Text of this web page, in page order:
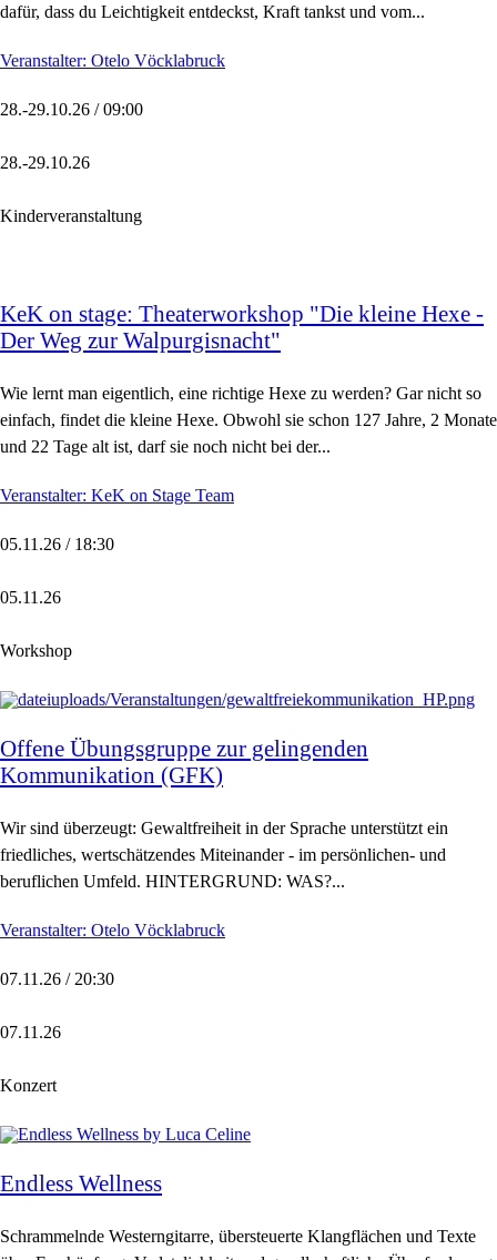
dafür, dass du Leichtigkeit entdeckst, Kraft tankst und vom...
Veranstalter: Otelo Vöcklabruck
28.-29.10.26 / 09:00
28.-29.10.26
Kinderveranstaltung
KeK on stage: Theaterworkshop "Die kleine Hexe -
Der Weg zur Walpurgisnacht"
Wie lernt man eigentlich, eine richtige Hexe zu werden? Gar nicht so
einfach, findet die kleine Hexe. Obwohl sie schon 127 Jahre, 2 Monate
und 22 Tage alt ist, darf sie noch nicht bei der...
Veranstalter: KeK on Stage Team
05.11.26 / 18:30
05.11.26
Workshop
Offene Übungsgruppe zur gelingenden
Kommunikation (GFK)
Wir sind überzeugt: Gewaltfreiheit in der Sprache unterstützt ein
friedliches, wertschätzendes Miteinander - im persönlichen- und
beruflichen Umfeld. HINTERGRUND: WAS?...
Veranstalter: Otelo Vöcklabruck
07.11.26 / 20:30
07.11.26
Konzert
Endless Wellness
Schrammelnde Westerngitarre, übersteuerte Klangflächen und Texte